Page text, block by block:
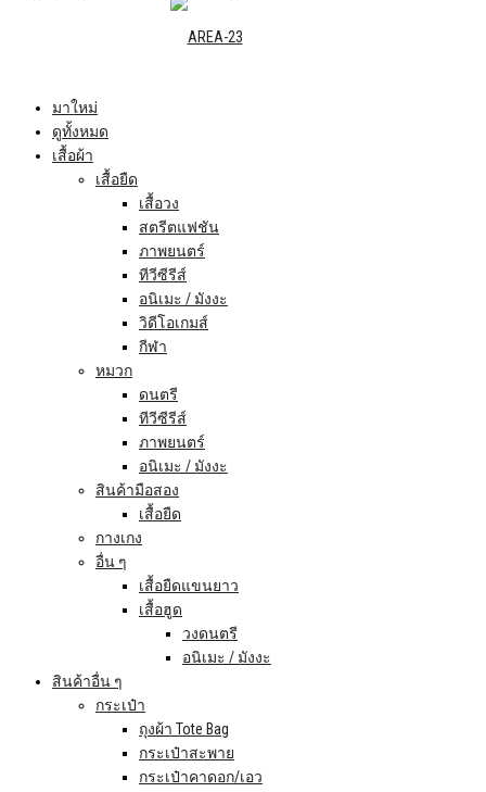
มาใหม่
ดูทั้งหมด
เสื้อผ้า
เสื้อยืด
เสื้อวง
สตรีตแฟชัน
ภาพยนตร์
ทีวีซีรีส์
อนิเมะ / มังงะ
วิดีโอเกมส์
กีฬา
หมวก
ดนตรี
ทีวีซีรีส์
ภาพยนตร์
อนิเมะ / มังงะ
สินค้ามือสอง
เสื้อยืด
กางเกง
อื่น ๆ
เสื้อยืดแขนยาว
เสื้อฮูด
วงดนตรี
อนิเมะ / มังงะ
สินค้าอื่น ๆ
กระเป๋า
ถุงผ้า Tote Bag
กระเป๋าสะพาย
กระเป๋าคาดอก/เอว